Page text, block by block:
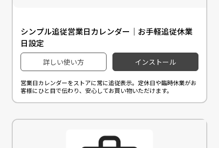
シンプル追従営業日カレンダー｜お手軽追従休業
日設定
詳しい使い方 インストール
営業日カレンダーをストアに常に追従表示。定休日や臨時休業がお
客様にひと目で伝わり、安心してお買い物いただけます。